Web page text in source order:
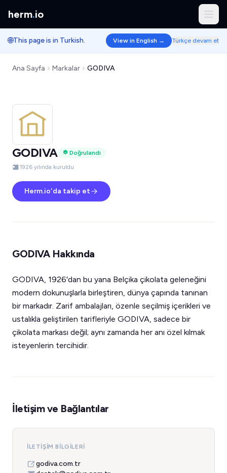
herm.io
🌐This page is in Turkish. View in English → Türkçe devam et
Ana Sayfa Markalar GODIVA
GODIVA
Doğrulandı
1926 yılında kuruldu
Herm.io'da takip et
GODIVA Hakkında
GODIVA, 1926'dan bu yana Belçika çikolata geleneğini
modern dokunuşlarla birleştiren, dünya çapında tanınan
bir markadır. Zarif ambalajları, özenle seçilmiş içerikleri ve
ustalıkla geliştirilen tarifleriyle GODIVA, sadece bir
çikolata markası değil; aynı zamanda her anı özel kılmak
isteyenlerin tercihidir.
İletişim ve Bağlantılar
İLETIŞIM BILGILERI
godiva.com.tr